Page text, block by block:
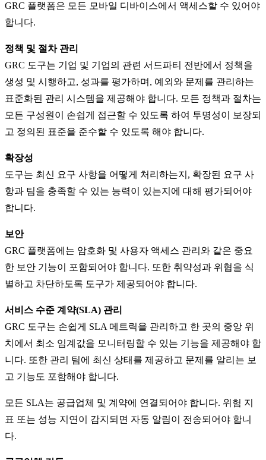
GRC 플랫폼은 모든 모바일 디바이스에서 액세스할 수 있어야
합니다.
정책 및 절차 관리
GRC 도구는 기업 및 기업의 관련 서드파티 전반에서 정책을
생성 및 시행하고, 성과를 평가하며, 예외와 문제를 관리하는
표준화된 관리 시스템을 제공해야 합니다. 모든 정책과 절차는
모든 구성원이 손쉽게 접근할 수 있도록 하여 투명성이 보장되
고 정의된 표준을 준수할 수 있도록 해야 합니다.
확장성
도구는 최신 요구 사항을 어떻게 처리하는지, 확장된 요구 사
항과 팀을 충족할 수 있는 능력이 있는지에 대해 평가되어야
합니다.
보안
GRC 플랫폼에는 암호화 및 사용자 액세스 관리와 같은 중요
한 보안 기능이 포함되어야 합니다. 또한 취약성과 위협을 식
별하고 차단하도록 도구가 제공되어야 합니다.
서비스 수준 계약(SLA) 관리
GRC 도구는 손쉽게 SLA 메트릭을 관리하고 한 곳의 중앙 위
치에서 최소 임계값을 모니터링할 수 있는 기능을 제공해야 합
니다. 또한 관리 팀에 최신 상태를 제공하고 문제를 알리는 보
고 기능도 포함해야 합니다.
모든 SLA는 공급업체 및 계약에 연결되어야 합니다. 위험 지
표 또는 성능 지연이 감지되면 자동 알림이 전송되어야 합니
다.